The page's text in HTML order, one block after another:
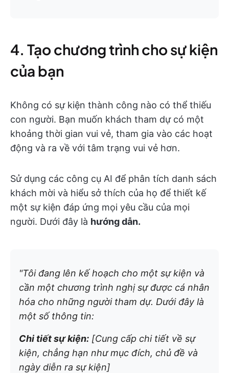
4. Tạo chương trình cho sự kiện
của bạn
Không có sự kiện thành công nào có thể thiếu
con người. Bạn muốn khách tham dự có một
khoảng thời gian vui vẻ, tham gia vào các hoạt
động và ra về với tâm trạng vui vẻ hơn.
Sử dụng các công cụ AI để phân tích danh sách
khách mời và hiểu sở thích của họ để thiết kế
một sự kiện đáp ứng mọi yêu cầu của mọi
người. Dưới đây là hướng dẫn.
"Tôi đang lên kế hoạch cho một sự kiện và
cần một chương trình nghị sự được cá nhân
hóa cho những người tham dự. Dưới đây là
một số thông tin:
Chi tiết sự kiện: [Cung cấp chi tiết về sự
kiện, chẳng hạn như mục đích, chủ đề và
ngày diễn ra sự kiện]